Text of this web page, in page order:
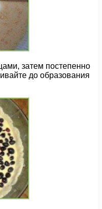
затем постепенно
до образования